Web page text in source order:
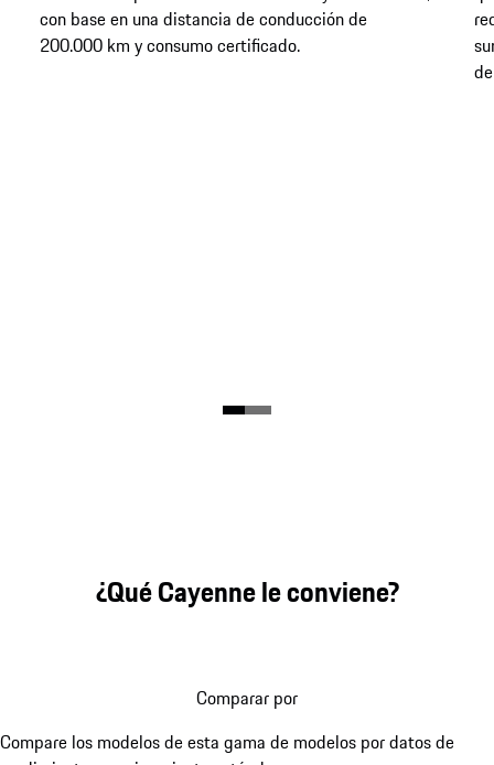
con base en una distancia de conducción de
200.000 km y consumo certificado.
¿Qué Cayenne le conviene?
Comparar por